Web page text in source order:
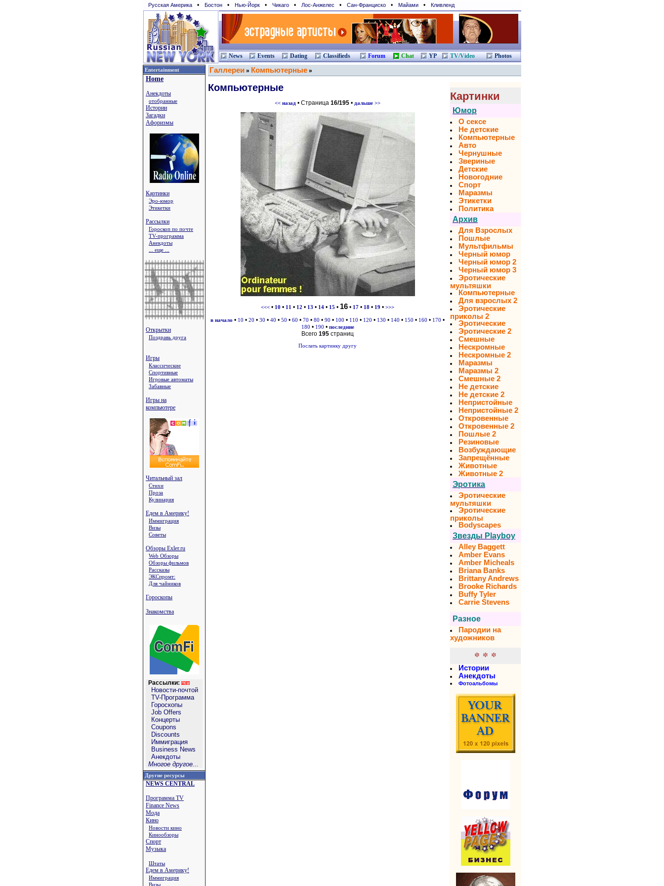
Русская Америка • Бостон • Нью-Йорк • Чикаго • Лос-Анжелес • Сан-Франциcко • Майами • Кливленд
News Events Dating Classifieds Forum Chat YP TV/Video Photos
Entertainment
Home
Анекдоты
отобранные
Истории
Загадки
Афоризмы
Картинки
Эро-юмор
Этикетки
Рассылки
Гороскоп по почте
TV-программа
Анекдоты
... еще ...
Открытки
Поздравь друга
Игры
Классические
Спортивные
Игровые автоматы
Забавные
Игры на
компьютере
Читальный зал
Стихи
Проза
Кулинария
Едем в Америку!
Иммиграция
Визы
Советы
Обзоры Exler.ru
Web Обзоры
Обзоры фильмов
Рассказы
ЭКСпромт:
Для чайников
Гороскопы
Знакомства
Рассылки:
Новости-почтой
TV-Программа
Гороскопы
Job Offers
Концерты
Coupons
Discounts
Иммиграция
Business News
Анекдоты
Многое другое...
Другие ресурсы
NEWS CENTRAL
Программа TV
Finance News
Мода
Кино
Новости кино
Кинообзоры
Спорт
Музыка
Штаты
Едем в Америку!
Иммиграция
Визы
Галлереи » Компьютерные »
Компьютерные
<< назад • Страница 16/195 • дальше >>
<<< • 10 • 11 • 12 • 13 • 14 • 15 • 16 • 17 • 18 • 19 • >>>
в начало • 10 • 20 • 30 • 40 • 50 • 60 • 70 • 80 • 90 • 100 • 110 • 120 • 130 • 140 • 150 • 160 • 170 •
180 • 190 • последние
Всего 195 страниц
Послать картинку другу
Картинки
Юмор
О сексе
Не детские
Компьютерные
Авто
Чернушные
Звериные
Детские
Новогодние
Спорт
Маразмы
Этикетки
Политика
Архив
Для Взрослых
Пошлые
Мультфильмы
Черный юмор
Черный юмор 2
Черный юмор 3
Эротические
мультяшки
Компьютерные
Для взрослых 2
Эротические
приколы 2
Эротические
Эротические 2
Смешные
Нескромные
Нескромные 2
Маразмы
Маразмы 2
Смешные 2
Не детские
Не детские 2
Непристойные
Непристойные 2
Откровенные
Откровенные 2
Пошлые 2
Резиновые
Возбуждающие
Запрещённые
Животные
Животные 2
Эротика
Эротические
мультяшки
Эротические
приколы
Bodyscapes
Звезды Playboy
Alley Baggett
Amber Evans
Amber Micheals
Briana Banks
Brittany Andrews
Brooke Richards
Buffy Tyler
Carrie Stevens
Разное
Пародии на
художников
* * *
Истории
Анекдоты
Фотоальбомы